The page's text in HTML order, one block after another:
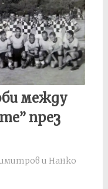
между
през
и Нанко